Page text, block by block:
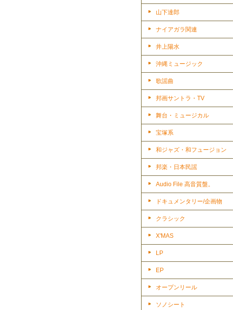
山下達郎
ナイアガラ関連
井上陽水
沖縄ミュージック
歌謡曲
邦画サントラ・TV
舞台・ミュージカル
宝塚系
和ジャズ・和フュージョン
邦楽・日本民謡
Audio File 高音質盤。
ドキュメンタリー/企画物
クラシック
X'MAS
LP
EP
オープンリール
ソノシート